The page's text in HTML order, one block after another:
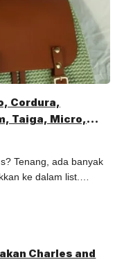
Cordura,
Taiga, Micro,
Tenang, ada banyak
ke dalam list.
Charles and